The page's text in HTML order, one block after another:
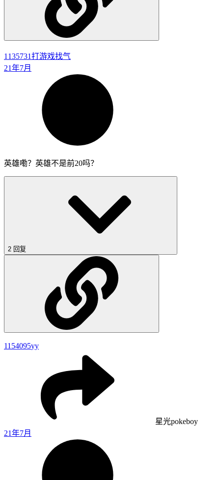
1135731打游戏找气
21年7月
英雄嘞？英雄不是前20吗？
2 回复
1154095yy
星光pokeboy
21年7月